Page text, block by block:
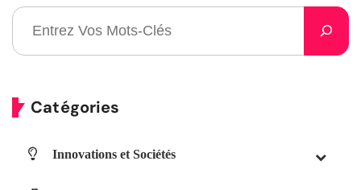
Catégories
Innovations et Sociétés